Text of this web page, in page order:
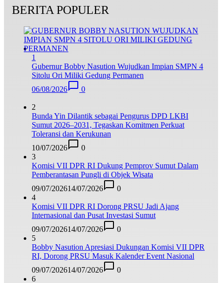
BERITA POPULER
1
Gubernur Bobby Nasution Wujudkan Impian SMPN 4
Sitolu Ori Miliki Gedung Permanen
06/08/2026
0
2
Bunda Yin Dilantik sebagai Pengurus DPD LKBI
Sumut 2026–2031, Tegaskan Komitmen Perkuat
Toleransi dan Kerukunan
10/07/2026
0
3
Komisi VII DPR RI Dukung Pemprov Sumut Dalam
Pemberantasan Pungli di Objek Wisata
09/07/202614/07/2026
0
4
Komisi VII DPR RI Dorong PRSU Jadi Ajang
Internasional dan Pusat Investasi Sumut
09/07/202614/07/2026
0
5
Bobby Nasution Apresiasi Dukungan Komisi VII DPR
RI, Dorong PRSU Masuk Kalender Event Nasional
09/07/202614/07/2026
0
6